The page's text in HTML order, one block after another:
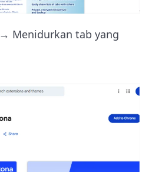
→ Menidurkan tab yang